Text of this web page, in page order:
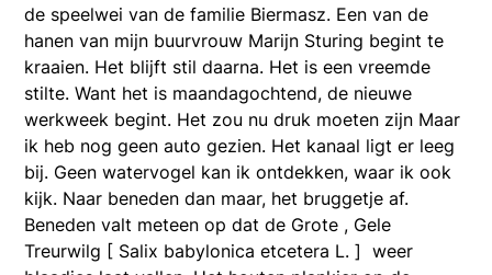
de speelwei van de familie Biermasz. Een van de
hanen van mijn buurvrouw Marijn Sturing begint te
kraaien. Het blijft stil daarna. Het is een vreemde
stilte. Want het is maandagochtend, de nieuwe
werkweek begint. Het zou nu druk moeten zijn Maar
ik heb nog geen auto gezien. Het kanaal ligt er leeg
bij. Geen watervogel kan ik ontdekken, waar ik ook
kijk. Naar beneden dan maar, het bruggetje af.
Beneden valt meteen op dat de Grote , Gele
Treurwilg [ Salix babylonica etcetera L. ] weer